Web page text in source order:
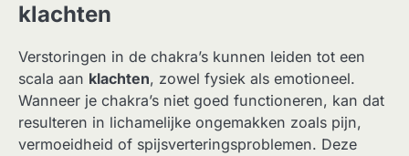
klachten
Verstoringen in de chakra’s kunnen leiden tot een
scala aan klachten, zowel fysiek als emotioneel.
Wanneer je chakra’s niet goed functioneren, kan dat
resulteren in lichamelijke ongemakken zoals pijn,
vermoeidheid of spijsverteringsproblemen. Deze